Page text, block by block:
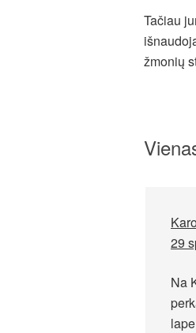
Tačiau
žmonių
29
Na